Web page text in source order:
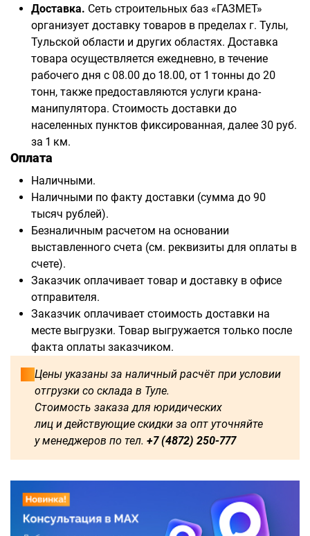
Доставка. Сеть строительных баз «ГАЗМЕТ»
организует доставку товаров в пределах г. Тулы,
Тульской области и других областях. Доставка
товара осуществляется ежедневно, в течение
рабочего дня с 08.00 до 18.00, от 1 тонны до 20
тонн, также предоставляются услуги крана-
манипулятора. Стоимость доставки до
населенных пунктов фиксированная, далее 30 руб.
за 1 км.
Оплата
Наличными.
Наличными по факту доставки (сумма до 90
тысяч рублей).
Безналичным расчетом на основании
выставленного счета (см. реквизиты для оплаты в
счете).
Заказчик оплачивает товар и доставку в офисе
отправителя.
Заказчик оплачивает стоимость доставки на
месте выгрузки. Товар выгружается только после
факта оплаты заказчиком.
Цены указаны за наличный расчёт при условии
отгрузки со склада в Туле.
Стоимость заказа для юридических
лиц и действующие скидки за опт уточняйте
у менеджеров по тел. +7 (4872) 250-777
Доступны для заказа:
1500 1600
2500 2750 3000 3250
3500 3750 4000
4500 4750 5000 5250